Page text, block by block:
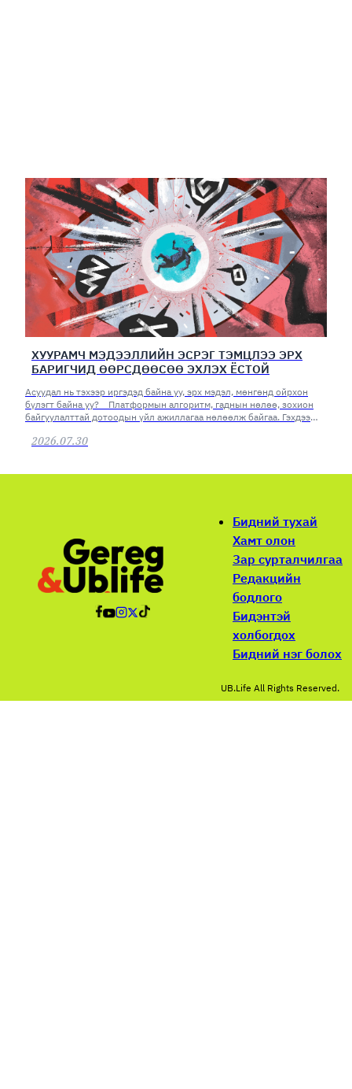
ХУУРАМЧ МЭДЭЭЛЛИЙН ЭСРЭГ ТЭМЦЛЭЭ ЭРХ
БАРИГЧИД ӨӨРСДӨӨСӨӨ ЭХЛЭХ ЁСТОЙ
Асуудал нь тэхээр иргэдэд байна уу, эрх мэдэл, мөнгөнд ойрхон
бүлэгт байна уу? Платформын алгоритм, гаднын нөлөө, зохион
байгуулалттай дотоодын үйл ажиллагаа нөлөөлж байгаа. Гэхдээ
2026.07.30
Бидний тухай
Хамт олон
Зар сурталчилгаа
Редакцийн
бодлого
Бидэнтэй
холбогдох
Бидний нэг болох
UB.Life All Rights Reserved.